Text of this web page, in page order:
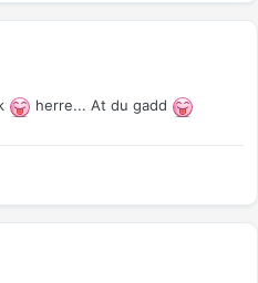
herre... At du gadd